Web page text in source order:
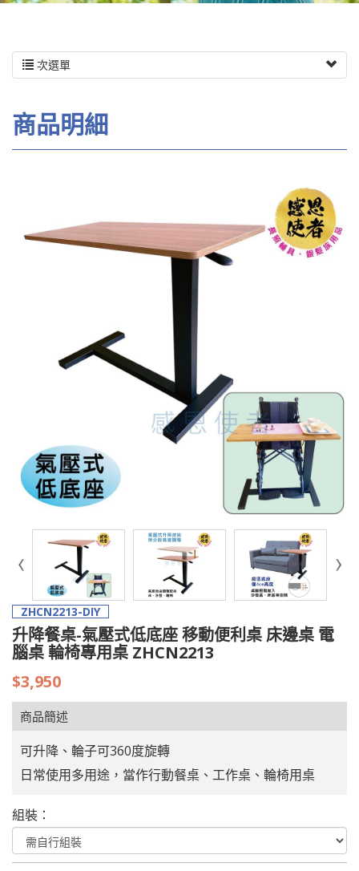
次選單
商品明細
ZHCN2213-DIY
升降餐桌-氣壓式低底座 移動便利桌 床邊桌 電
腦桌 輪椅專用桌 ZHCN2213
$3,950
商品簡述
可升降、輪子可360度旋轉
日常使用多用途，當作行動餐桌、工作桌、輪椅用桌
組裝：